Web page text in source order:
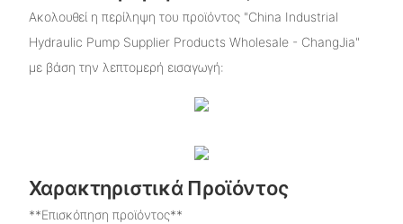
Ακολουθεί η περίληψη του προϊόντος "China Industrial
Hydraulic Pump Supplier Products Wholesale - ChangJia"
με βάση την λεπτομερή εισαγωγή:
Χαρακτηριστικά Προϊόντος
**Επισκόπηση προϊόντος**